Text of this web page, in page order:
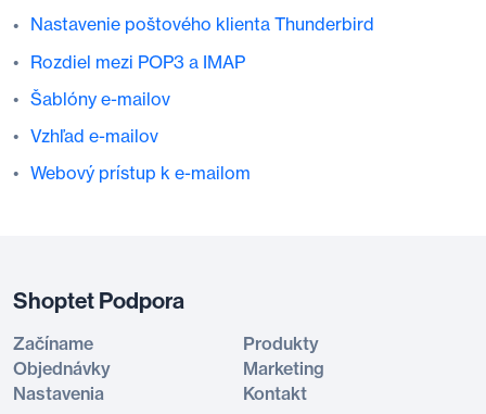
Nastavenie poštového klienta Thunderbird
Rozdiel mezi POP3 a IMAP
Šablóny e-mailov
Vzhľad e-mailov
Webový prístup k e-mailom
Shoptet Podpora
Začíname
Produkty
Objednávky
Marketing
Nastavenia
Kontakt